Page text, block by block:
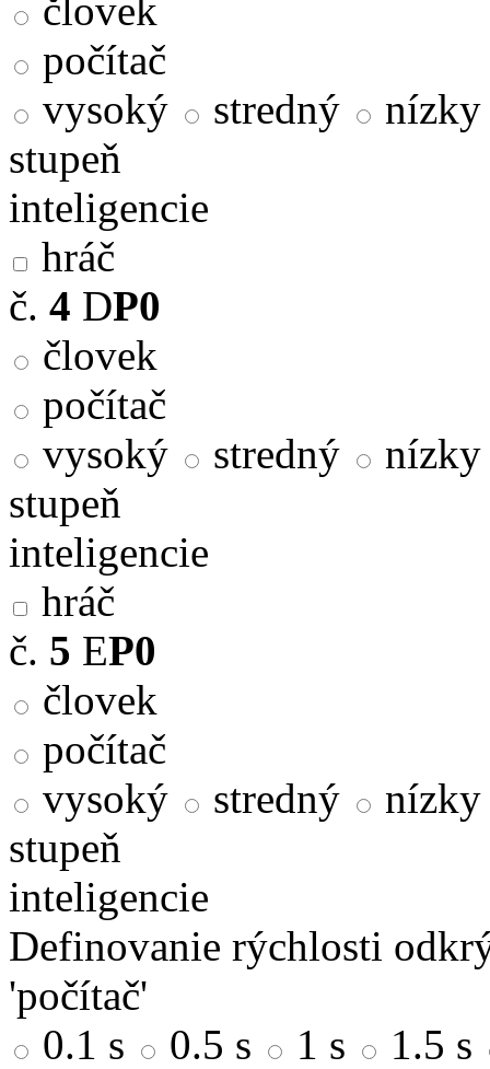
človek
počítač
vysoký
stredný
nízky
stupeň
inteligencie
hráč
č. 4 DP0
človek
počítač
vysoký
stredný
nízky
stupeň
inteligencie
hráč
č. 5 EP0
človek
počítač
vysoký
stredný
nízky
stupeň
inteligencie
Definovanie rýchlosti
'počítač'
0.1 s
0.5 s 1 s
1.5 s